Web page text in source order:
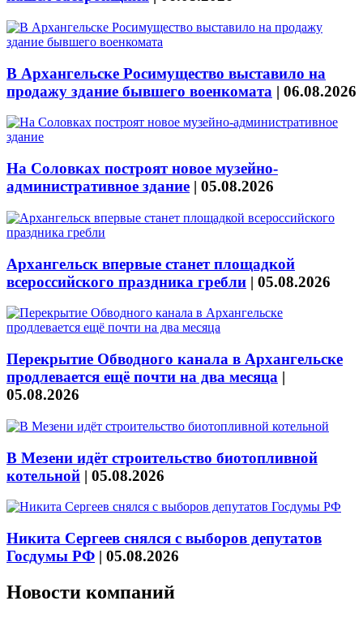
В Архангельске Росимущество выставило на
продажу здание бывшего военкомата | 06.08.2026
На Соловках построят новое музейно-
административное здание | 05.08.2026
Архангельск впервые станет площадкой
всероссийского праздника гребли | 05.08.2026
Перекрытие Обводного канала в Архангельске
продлевается ещё почти на два месяца |
05.08.2026
В Мезени идёт строительство биотопливной
котельной | 05.08.2026
Никита Сергеев снялся с выборов депутатов
Госдумы РФ | 05.08.2026
Новости компаний